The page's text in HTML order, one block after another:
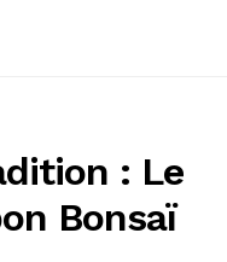
: Le
Bonsaï